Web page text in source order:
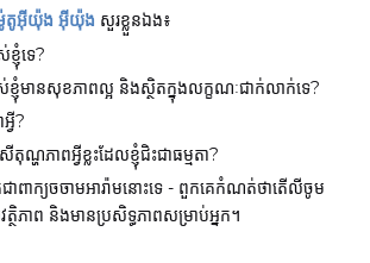
តូអ៊ីយ៉ុង អ៊ីយ៉ុង សួរខ្លួនឯង៖
ញុំទេ?
ស់ខ្ញុំមានសុខភាពល្អ និងស្ថិតក្នុងលក្ខណៈជាក់លាក់ទេ?
វី?
ណ្ហភាព​អ្វី​ខ្លះ​ដែល​ខ្ញុំ​ជិះ​ជា​ធម្មតា?
ជាពាក្យចចាមអារ៉ាមនោះទេ - ពួកគេកំណត់ថាតើលីចូម
ត្ថិភាព និងមានប្រសិទ្ធភាពសម្រាប់អ្នក។